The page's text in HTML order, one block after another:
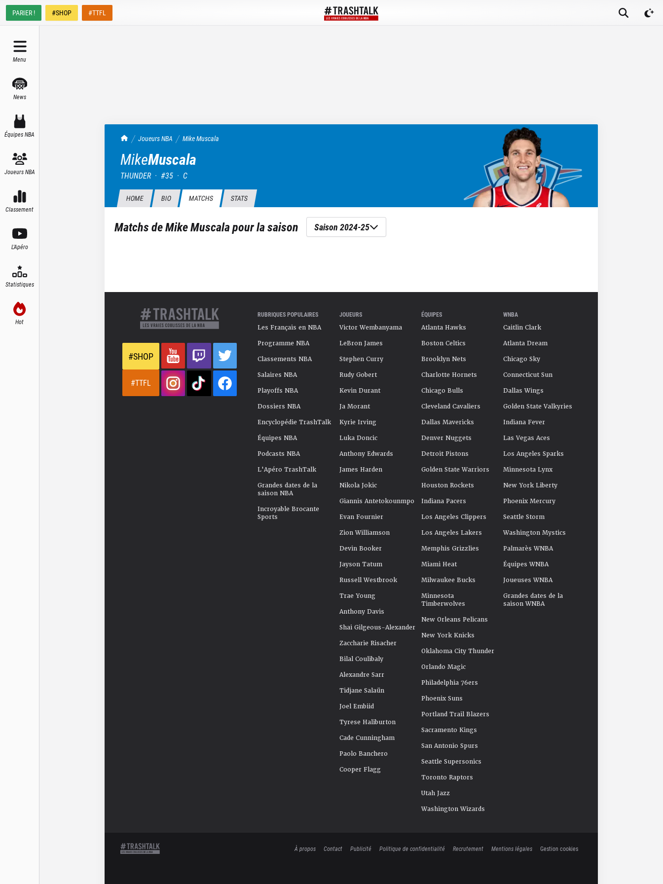
PARIER ! #SHOP #TTFL
Menu
News
Équipes NBA
Joueurs NBA
Classement
L'Apéro
Statistiques
Hot
TrashTalk Actu NBA
Joueurs NBA MikeMuscala
MikeMuscala
THUNDER · #35 · C
HOME BIO MATCHS STATS
Matchs deMike Muscalapour la saison Saison 2024-25
#SHOP
#TTFL
RUBRIQUES POPULAIRES
Les Français en NBA
Programme NBA
Classements NBA
Salaires NBA
Playoffs NBA
Dossiers NBA
Encyclopédie TrashTalk
Équipes NBA
Podcasts NBA
L'Apéro TrashTalk
Grandes dates de la
saison NBA
Incroyable Brocante
Sports
JOUEURS
Victor Wembanyama
LeBron James
Stephen Curry
Rudy Gobert
Kevin Durant
Ja Morant
Kyrie Irving
Luka Doncic
Anthony Edwards
James Harden
Nikola Jokic
Giannis Antetokounmpo
Evan Fournier
Zion Williamson
Devin Booker
Jayson Tatum
Russell Westbrook
Trae Young
Anthony Davis
Shai Gilgeous-Alexander
Zaccharie Risacher
Bilal Coulibaly
Alexandre Sarr
Tidjane Salaün
Joel Embiid
Tyrese Haliburton
Cade Cunningham
Paolo Banchero
Cooper Flagg
ÉQUIPES
Atlanta Hawks
Boston Celtics
Brooklyn Nets
Charlotte Hornets
Chicago Bulls
Cleveland Cavaliers
Dallas Mavericks
Denver Nuggets
Detroit Pistons
Golden State Warriors
Houston Rockets
Indiana Pacers
Los Angeles Clippers
Los Angeles Lakers
Memphis Grizzlies
Miami Heat
Milwaukee Bucks
Minnesota
Timberwolves
New Orleans Pelicans
New York Knicks
Oklahoma City Thunder
Orlando Magic
Philadelphia 76ers
Phoenix Suns
Portland Trail Blazers
Sacramento Kings
San Antonio Spurs
Seattle Supersonics
Toronto Raptors
Utah Jazz
Washington Wizards
WNBA
Caitlin Clark
Atlanta Dream
Chicago Sky
Connecticut Sun
Dallas Wings
Golden State Valkyries
Indiana Fever
Las Vegas Aces
Los Angeles Sparks
Minnesota Lynx
New York Liberty
Phoenix Mercury
Seattle Storm
Washington Mystics
Palmarès WNBA
Équipes WNBA
Joueuses WNBA
Grandes dates de la
saison WNBA
À propos Contact Publicité Politique de confidentialité Recrutement Mentions légales Gestion cookies